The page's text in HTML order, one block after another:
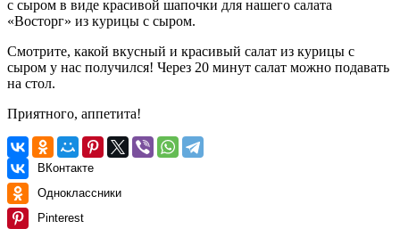
с сыром в виде красивой шапочки для нашего салата
«Восторг» из курицы с сыром.
Смотрите, какой вкусный и красивый салат из курицы с
сыром у нас получился! Через 20 минут салат можно подавать
на стол.
Приятного, аппетита!
ВКонтакте
Одноклассники
Pinterest